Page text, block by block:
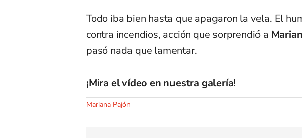
Todo iba bien hasta que apagaron la vela. El
contra incendios, acción que sorprendió a
pasó nada que lamentar.
¡Mira el vídeo en nuestra galería!
Mariana Pajón